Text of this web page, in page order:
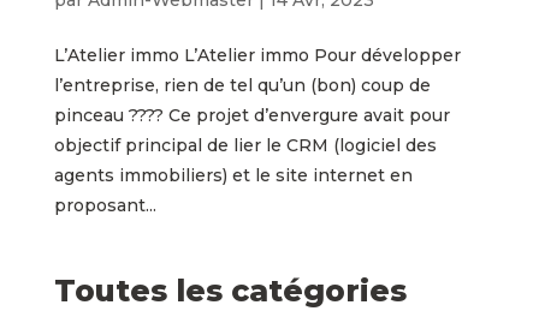
L’Atelier immo L’Atelier immo Pour développer
l’entreprise, rien de tel qu’un (bon) coup de
pinceau ???? Ce projet d’envergure avait pour
objectif principal de lier le CRM (logiciel des
agents immobiliers) et le site internet en
proposant...
Toutes les catégories